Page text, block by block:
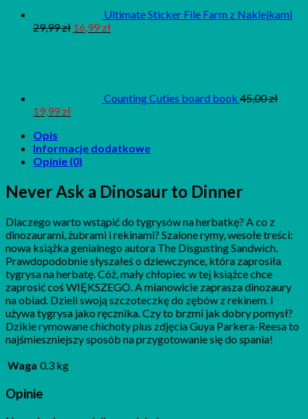
Ultimate Sticker File Farm z Naklejkami
29,99zł 16,99zł
Counting Cuties board book 45,00zł
19,99zł
Opis
Informacje dodatkowe
Opinie (0)
Never Ask a Dinosaur to Dinner
Dlaczego warto wstąpić do tygrysów na herbatkę? A co z
dinozaurami, żubrami i rekinami? Szalone rymy, wesołe treści:
nowa książka genialnego autora The Disgusting Sandwich.
Prawdopodobnie słyszałeś o dziewczynce, która zaprosiła
tygrysa na herbatę. Cóż, mały chłopiec w tej książce chce
zaprosić coś WIĘKSZEGO. A mianowicie zaprasza dinozaury
na obiad. Dzieli swoją szczoteczkę do zębów z rekinem. I
używa tygrysa jako ręcznika. Czy to brzmi jak dobry pomysł?
Dzikie rymowane chichoty plus zdjęcia Guya Parkera-Reesa to
najśmieszniejszy sposób na przygotowanie się do spania!
Waga 0.3 kg
Opinie